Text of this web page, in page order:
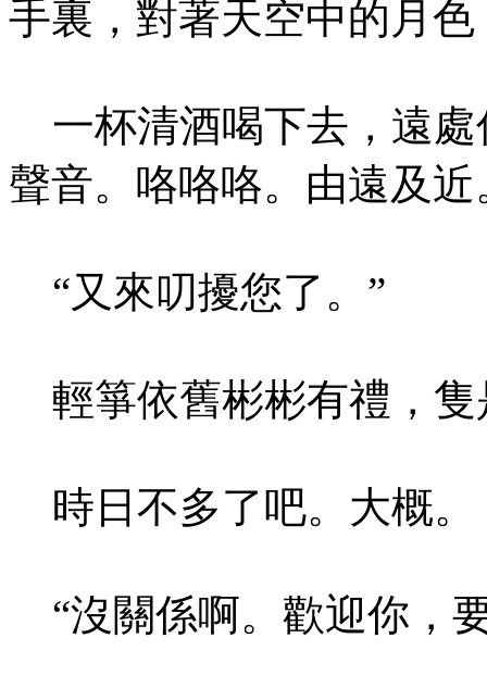
手裏，對著天空中的月
一杯清酒喝下去，遠處
聲音。咯咯咯。由遠及近
“又來叨擾您了。”
輕箏依舊彬彬有禮，隻
時日不多了吧。大概。
“沒關係啊。歡迎你，